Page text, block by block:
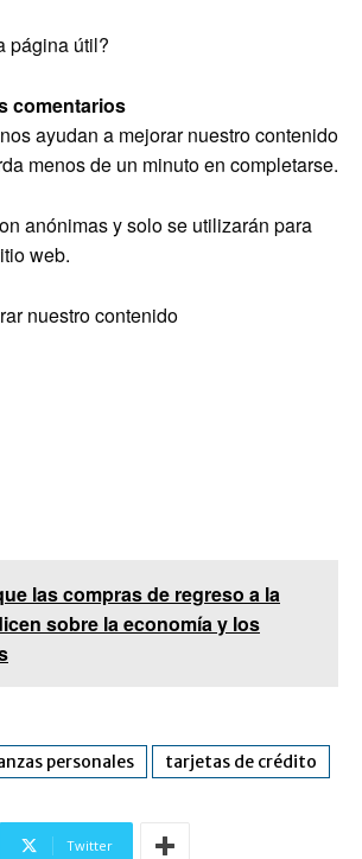
página útil?
comentarios
ayudan a mejorar nuestro contenido
menos de un minuto en completarse.
anónimas y solo se utilizarán para
web.
nuestro contenido
las compras de regreso a la
sobre la economía y los
personales tarjetas de crédito
Twitter